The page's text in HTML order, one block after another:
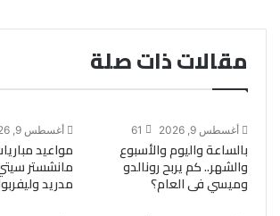
مقالات ذات صلة
أغسطس 9, 2026 61
بالساعة واليوم والأسبوع
والشهر.. كم يربح رونالدو
وميسي فى العام؟
أغسطس 9, 2026
مواعيد
مانشستر
مدريد